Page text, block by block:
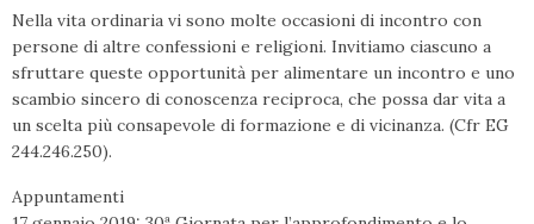
Nella vita ordinaria vi sono molte occasioni di incontro con
persone di altre confessioni e religioni. Invitiamo ciascuno a
sfruttare queste opportunità per alimentare un incontro e uno
scambio sincero di conoscenza reciproca, che possa dar vita a
un scelta più consapevole di formazione e di vicinanza. (Cfr EG
244.246.250).
Appuntamenti